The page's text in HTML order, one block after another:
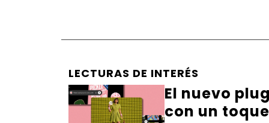
LECTURAS DE INTERÉS
El nuevo
con un